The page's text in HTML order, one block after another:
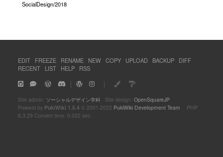
SocialDesign/2018
EDIT FREEZE RENAME NEW COPY UPLOAD BACKUP
DIFF
RECENT
LIST HELP RSS
｜ ｜
Site admin: ソーシャルデザイン学科Site design: OpenSquareJP
Powerd by PukiWiki 1.5.4 © 2001-2022 PukiWiki Development Team PHP
8.3.29 Convert time: 0.022 sec.